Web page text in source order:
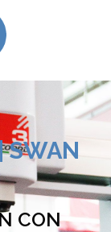
SWAN
CON